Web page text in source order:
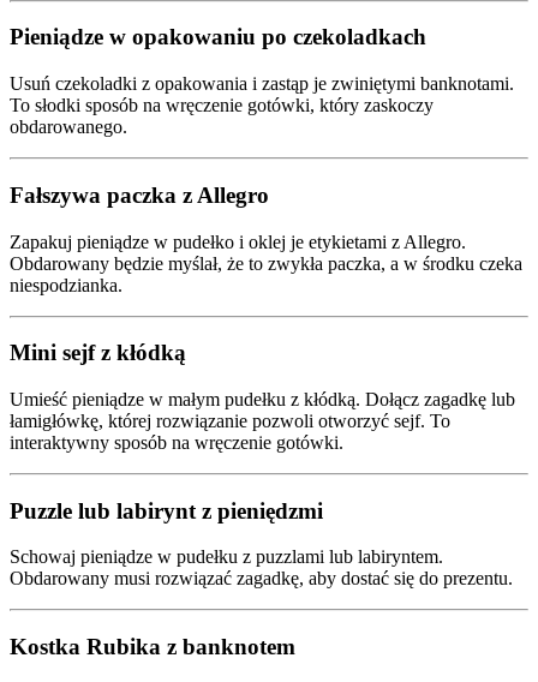
Pieniądze w opakowaniu po czekoladkach
Usuń czekoladki z opakowania i zastąp je zwiniętymi banknotami.
To słodki sposób na wręczenie gotówki, który zaskoczy
obdarowanego.
Fałszywa paczka z Allegro
Zapakuj pieniądze w pudełko i oklej je etykietami z Allegro.
Obdarowany będzie myślał, że to zwykła paczka, a w środku czeka
niespodzianka.
Mini sejf z kłódką
Umieść pieniądze w małym pudełku z kłódką. Dołącz zagadkę lub
łamigłówkę, której rozwiązanie pozwoli otworzyć sejf. To
interaktywny sposób na wręczenie gotówki.
Puzzle lub labirynt z pieniędzmi
Schowaj pieniądze w pudełku z puzzlami lub labiryntem.
Obdarowany musi rozwiązać zagadkę, aby dostać się do prezentu.
Kostka Rubika z banknotem